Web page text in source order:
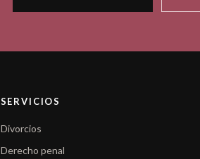
SERVICIOS
Divorcios
Derecho penal